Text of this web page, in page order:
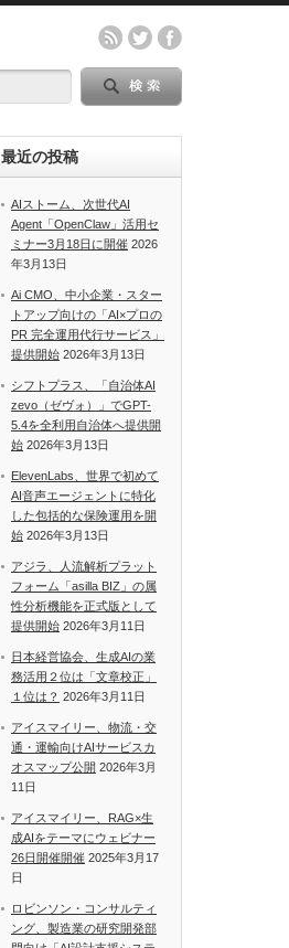
最近の投稿
AIストーム、次世代AI
Agent「OpenClaw」活用セ
ミナー3月18日に開催 2026
年3月13日
Ai CMO、中小企業・スター
トアップ向けの「AI×プロの
PR 完全運用代行サービス」
提供開始 2026年3月13日
シフトプラス、「自治体AI
zevo（ゼヴォ）」でGPT-
5.4を全利用自治体へ提供開
始 2026年3月13日
ElevenLabs、世界で初めて
AI音声エージェントに特化
した包括的な保険運用を開
始 2026年3月13日
アジラ、人流解析プラット
フォーム「asilla BIZ」の属
性分析機能を正式版として
提供開始 2026年3月11日
日本経営協会、生成AIの業
務活用２位は「文章校正」
１位は？ 2026年3月11日
アイスマイリー、物流・交
通・運輸向けAIサービスカ
オスマップ公開 2026年3月
11日
アイスマイリー、RAG×生
成AIをテーマにウェビナー
26日開催開催 2025年3月17
日
ロビンソン・コンサルティ
ング、製造業の研究開発部